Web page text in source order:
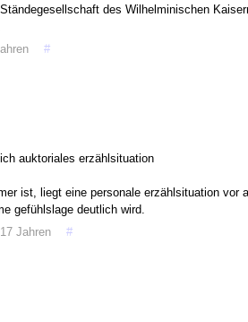
des Wilhelminischen
#
auktoriales erzählsituation
ist, liegt eine personale erzählsituation vor
gefühlslage deutlich wird.
Jahren #